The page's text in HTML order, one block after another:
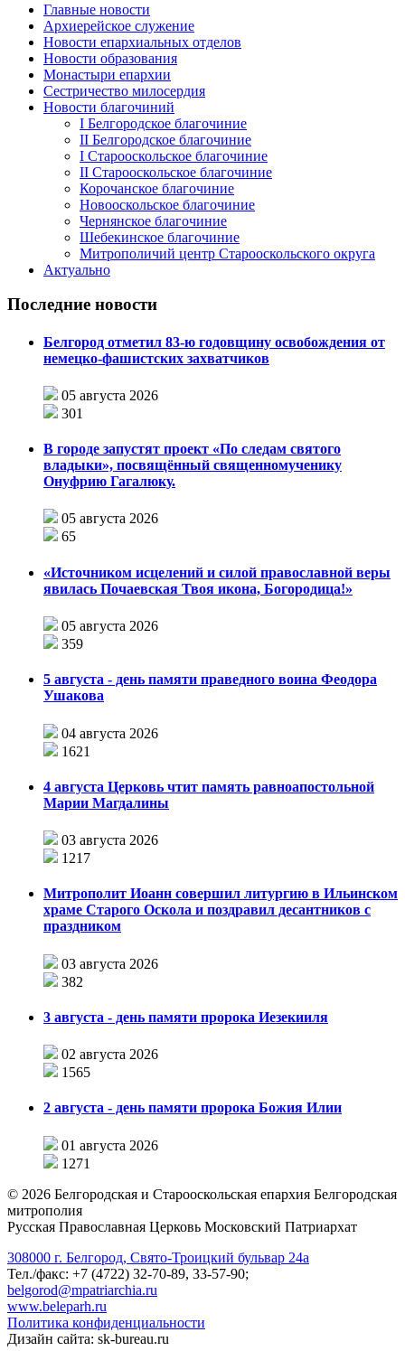
Главные новости
Архиерейское служение
Новости епархиальных отделов
Новости образования
Монастыри епархии
Сестричество милосердия
Новости благочиний
I Белгородское благочиние
II Белгородское благочиние
I Старооскольское благочиние
II Старооскольское благочиние
Корочанское благочиние
Новооскольское благочиние
Чернянское благочиние
Шебекинское благочиние
Митрополичий центр Старооскольского округа
Актуально
Последние новости
Белгород отметил 83-ю годовщину освобождения от
немецко-фашистских захватчиков
05 августа 2026
301
В городе запустят проект «По следам святого
владыки», посвящённый священномученику
Онуфрию Гагалюку.
05 августа 2026
65
«Источником исцелений и силой православной веры
явилась Почаевская Твоя икона, Богородица!»
05 августа 2026
359
5 августа - день памяти праведного воина Феодора
Ушакова
04 августа 2026
1621
4 августа Церковь чтит память равноапостольной
Марии Магдалины
03 августа 2026
1217
Митрополит Иоанн совершил литургию в Ильинском
храме Старого Оскола и поздравил десантников с
праздником
03 августа 2026
382
3 августа - день памяти пророка Иезекииля
02 августа 2026
1565
2 августа - день памяти пророка Божия Илии
01 августа 2026
1271
© 2026 Белгородская и Старооскольская епархия Белгородская
митрополия
Русская Православная Церковь Московский Патриархат
308000 г. Белгород, Свято-Троицкий бульвар 24а
Тел./факс: +7 (4722) 32-70-89, 33-57-90;
belgorod@mpatriarchia.ru
www.beleparh.ru
Политика конфиденциальности
Дизайн сайта: sk-bureau.ru